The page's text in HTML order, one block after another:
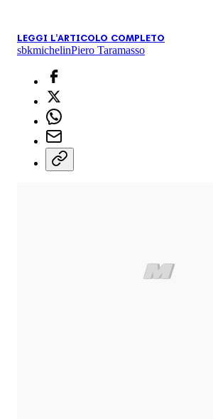
LEGGI L'ARTICOLO COMPLETO
sbkmichelinPiero Taramasso